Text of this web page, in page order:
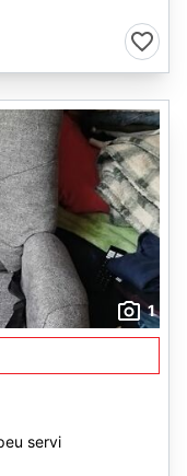
1
servi